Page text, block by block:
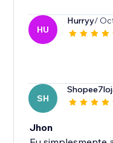
HU
Hurryy/
SH
Jhon